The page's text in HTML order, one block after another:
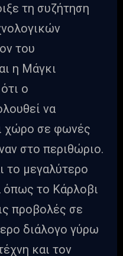
τη συζήτηση
του
η Μάγκι
ο
να
χώρο σε φωνές
στο περιθώριο.
το μεγαλύτερο
όπως το Κάρλοβι
προβολές σε
διάλογο γύρω
και τον